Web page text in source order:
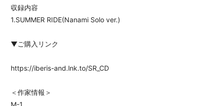
収録内容
1.SUMMER RIDE(Nanami Solo ver.)
▼ご購入リンク
https://iberis-and.lnk.to/SR_CD
＜作家情報＞
M-1